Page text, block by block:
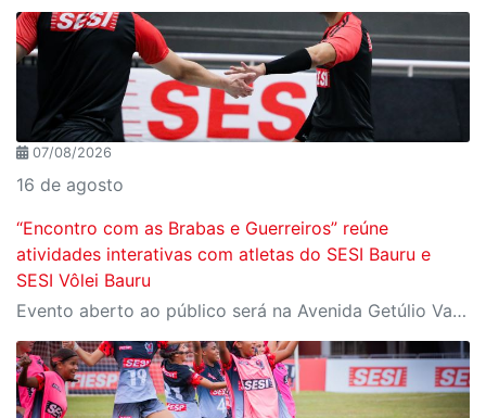
07/08/2026
16 de agosto
“Encontro com as Brabas e Guerreiros” reúne
atividades interativas com atletas do SESI Bauru e
SESI Vôlei Bauru
Evento aberto ao público será na Avenida Getúlio Vargas, no domingo, 16, às 9h, com revelação do novo uniforme da equipe